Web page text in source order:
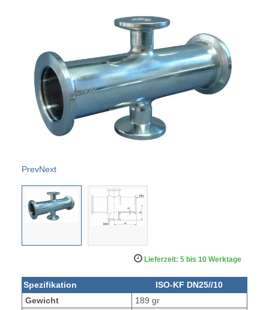
PrevNext
Lieferzeit: 5 bis 10 Werktage
Spezifikation
ISO-KF DN25//10
Gewicht
189 gr